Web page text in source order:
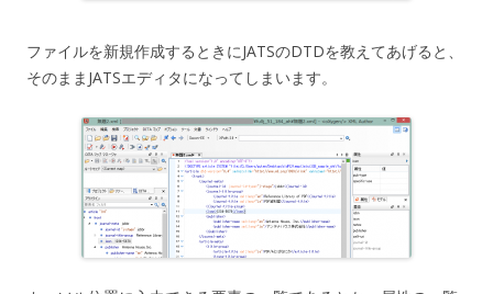
ファイルを新規作成するときにJATSのDTDを教えてあげると、
そのままJATSエディタになってしまいます。